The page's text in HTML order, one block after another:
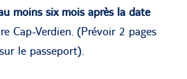
moins six mois après la date
Cap-Verdien. (Prévoir 2 pages
le passeport).